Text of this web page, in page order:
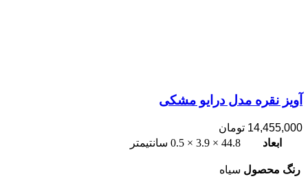
آویز نقره مدل درایو مشکی
14,455,000 تومان
ابعاد
44.8 × 3.9 × 0.5 سانتیمتر
رنگ محصول سیاه